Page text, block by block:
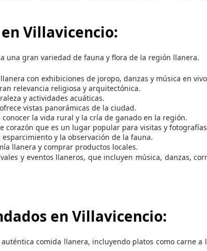
Villavicencio:
una gran variedad de fauna y flora de la región llanera.
con exhibiciones de joropo, danzas y música en
relevancia religiosa y arquitectónica.
y actividades acuáticas.
vistas panorámicas de la ciudad.
la vida rural y la cría de ganado en la región.
corazón que es un lugar popular para visitas y
y la observación de la fauna.
llanera y comprar productos locales.
y eventos llaneros, que incluyen música, danzas,
en Villavicencio:
comida llanera, incluyendo platos como carne